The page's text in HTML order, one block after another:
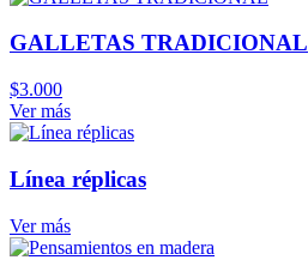
GALLETAS TRADICIONAL
$3.000
Ver más
Línea réplicas
Ver más